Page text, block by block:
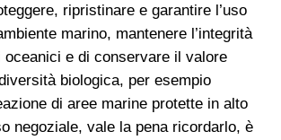
ripristinare e garantire l’uso
marino, mantenere l’integrità
e di conservare il valore
biologica, per esempio
di aree marine protette in alto
negoziale, vale la pena ricordarlo, è